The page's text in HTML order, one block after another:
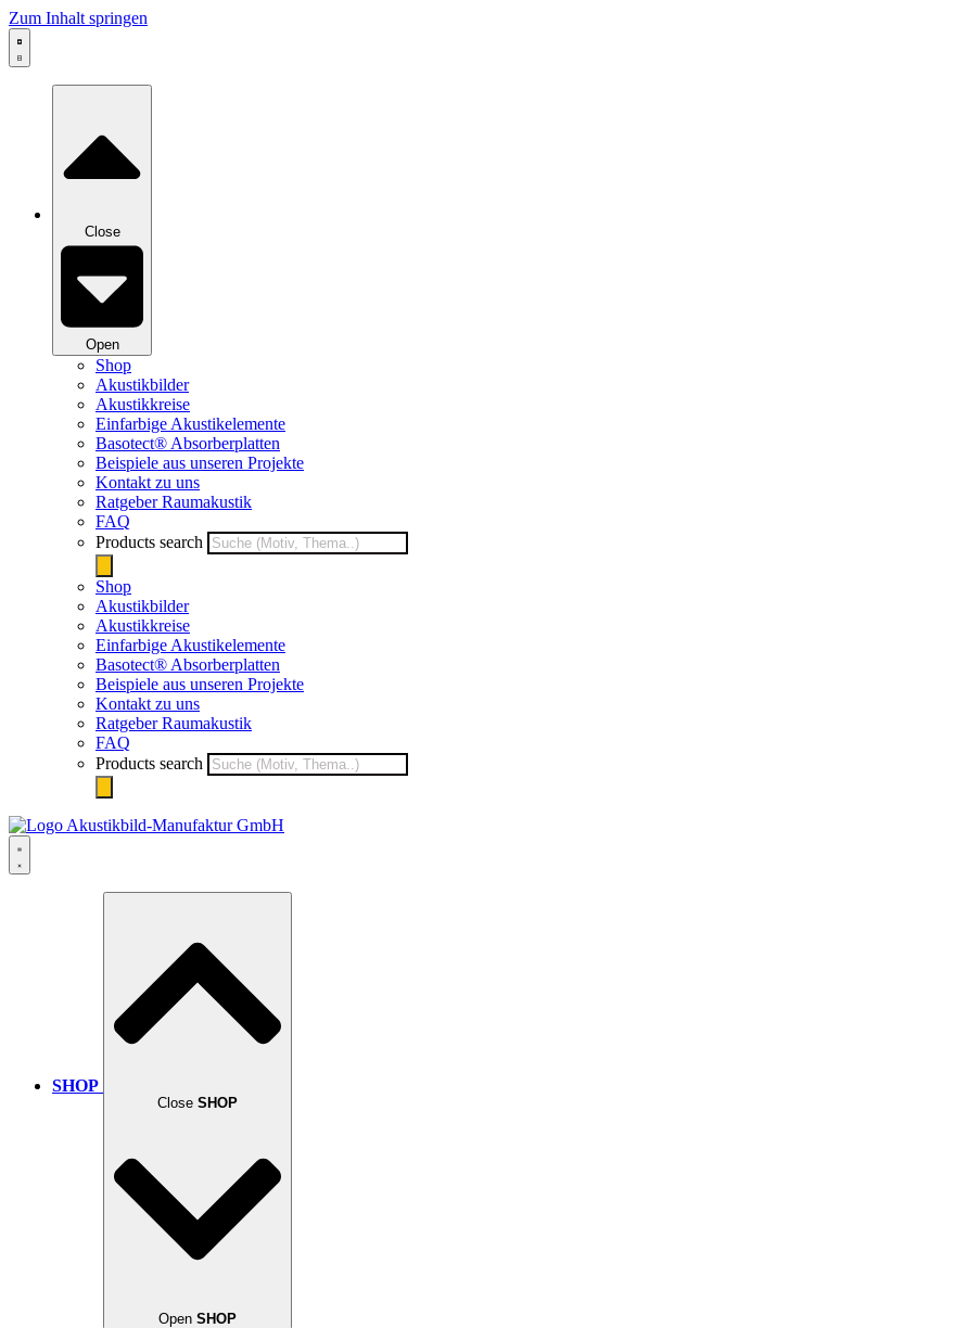
Zum Inhalt springen
Close
Open
Shop
Akustikbilder
Akustikkreise
Einfarbige Akustikelemente
Basotect® Absorberplatten
Beispiele aus unseren Projekte
Kontakt zu uns
Ratgeber Raumakustik
FAQ
Products search
Shop
Akustikbilder
Akustikkreise
Einfarbige Akustikelemente
Basotect® Absorberplatten
Beispiele aus unseren Projekte
Kontakt zu uns
Ratgeber Raumakustik
FAQ
Products search
SHOP
Close SHOP
Open SHOP